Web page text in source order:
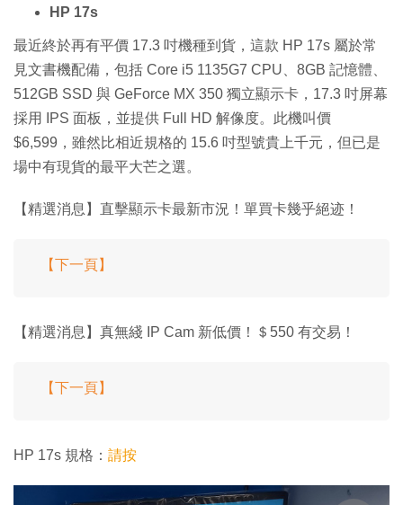
HP 17s
最近終於再有平價 17.3 吋機種到貨，這款 HP 17s 屬於常
見文書機配備，包括 Core i5 1135G7 CPU、8GB 記憶體、
512GB SSD 與 GeForce MX 350 獨立顯示卡，17.3 吋屏幕
採用 IPS 面板，並提供 Full HD 解像度。此機叫價
$6,599，雖然比相近規格的 15.6 吋型號貴上千元，但已是
場中有現貨的最平大芒之選。
【精選消息】直擊顯示卡最新市況！單買卡幾乎絕迹！
【下一頁】
【精選消息】真無綫 IP Cam 新低價！＄550 有交易！
【下一頁】
HP 17s 規格： 請按